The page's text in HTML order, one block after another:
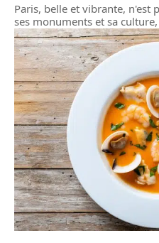
Paris, belle et vibrante, n'est
ses monuments et sa